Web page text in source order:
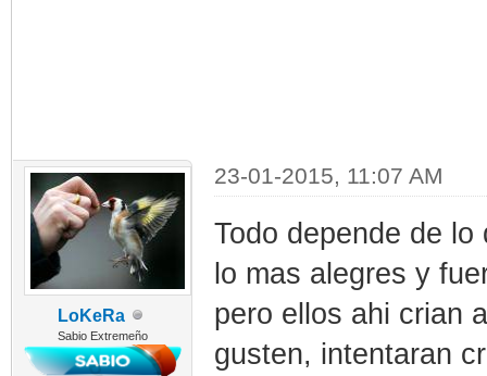
LoKeRa
Sabio Extremeño
23-01-2015, 11:07 AM
Todo depende de
lo mas alegres y
pero ellos ahi crian
gusten, intentaran